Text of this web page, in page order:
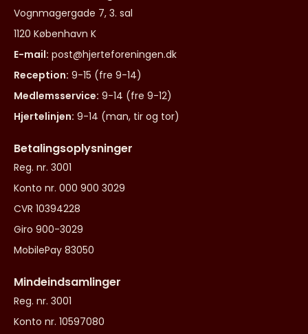
Vognmagergade 7, 3. sal
1120 København K
E-mail: post@hjerteforeningen.dk
Reception: 9-15 (fre 9-14)
Medlemsservice: 9-14 (fre 9-12)
Hjertelinjen: 9-14 (man, tir og tor)
Betalingsoplysninger
Reg. nr. 3001
Konto nr. 000 900 3029
CVR 10394228
Giro 900-3029
MobilePay 83050
Mindeindsamlinger
Reg. nr. 3001
Konto nr. 10597080